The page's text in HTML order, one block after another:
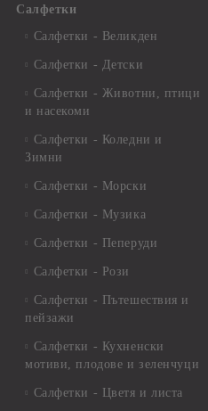
Салфетки
Салфетки - Великден
Салфетки - Детски
Салфетки - Животни, птици
и насекоми
Салфетки - Коледни и
Зимни
Салфетки - Морски
Салфетки - Музика
Салфетки - Пеперуди
Салфетки - Рози
Салфетки - Пътешествия и
пейзажи
Салфетки - Кухненски
мотиви, плодове и зеленчуци
Салфетки - Цветя и листа